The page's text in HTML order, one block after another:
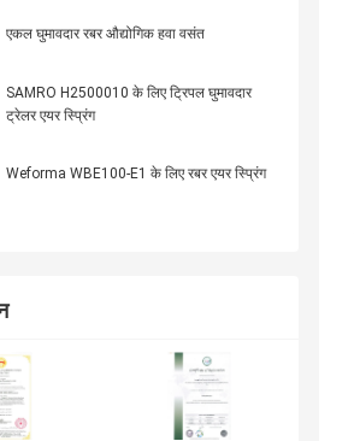
एकल घुमावदार रबर औद्योगिक हवा वसंत
SAMRO H2500010 के लिए ट्रिपल घुमावदार
ट्रेलर एयर स्प्रिंग
Weforma WBE100-E1 के लिए रबर एयर स्प्रिंग